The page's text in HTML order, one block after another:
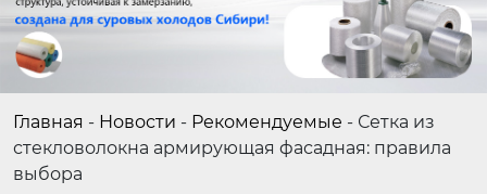
Главная - Новости - Рекомендуемые - Сетка из
стекловолокна армирующая фасадная: правила
выбора